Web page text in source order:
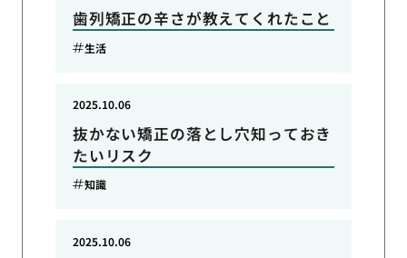
歯列矯正の辛さが教えてくれたこと
生活
抜かない矯正の落とし穴知っておき
たいリスク
2025.10.06
知識
2025.10.06